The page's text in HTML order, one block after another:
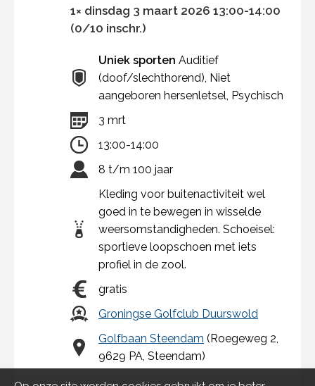
1× dinsdag 3 maart 2026 13:00-14:00
(0/10 inschr.)
Uniek sporten Auditief
(doof/slechthorend), Niet
aangeboren hersenletsel, Psychisch
3 mrt
13:00-14:00
8 t/m 100 jaar
Kleding voor buitenactiviteit wel
goed in te bewegen in wisselde
weersomstandigheden. Schoeisel:
sportieve loopschoen met iets
profiel in de zool.
gratis
Groningse Golfclub Duurswold
Golfbaan Steendam (Roegeweg 2,
9629 PA, Steendam)